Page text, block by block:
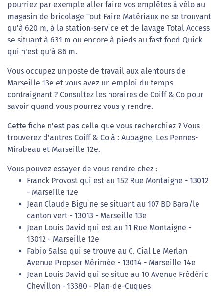
pourriez par exemple aller faire vos emplêtes à vélo au
magasin de bricolage Tout Faire Matériaux ne se trouvant
qu'à 620 m, à la station-service et de lavage Total Access
se situant à 631 m ou encore à pieds au fast food Quick
qui n'est qu'à 86 m.
Vous occupez un poste de travail aux alentours de
Marseille 13e et vous avez un emploi du temps
contraignant ? Consultez les horaires de Coiff & Co pour
savoir quand vous pourrez vous y rendre.
Cette fiche n'est pas celle que vous recherchiez ? Vous
trouverez d'autres Coiff & Co à : Aubagne, Les Pennes-
Mirabeau et Marseille 12e.
Vous pouvez essayer de vous rendre chez :
Franck Provost qui est au 152 Rue Montaigne - 13012
- Marseille 12e
Jean Claude Biguine se situant au 107 BD Bara/le
canton vert - 13013 - Marseille 13e
Jean Louis David qui est au 11 Rue Montaigne -
13012 - Marseille 12e
Fabio Salsa qui se trouve au C. Cial Le Merlan
Avenue Propser Mérimée - 13014 - Marseille 14e
Jean Louis David qui se situe au 10 Avenue Frédéric
Chevillon - 13380 - Plan-de-Cuques